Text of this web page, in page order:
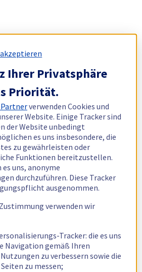
Ihrer Privatsphäre
Priorität.
verwenden Cookies und
Website. Einige Tracker sind
der Website unbedingt
es uns insbesondere, die
zu gewährleisten oder
Funktionen bereitzustellen.
uns, anonyme
durchzuführen. Diese Tracker
ausgenommen.
verwenden wir
Tracker: die es uns
Navigation gemäß Ihren
zu verbessern sowie die
zu messen;